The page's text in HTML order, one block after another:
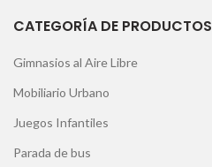
CATEGORÍA DE PRODUCTOS
Gimnasios al Aire Libre
Mobiliario Urbano
Juegos Infantiles
Parada de bus